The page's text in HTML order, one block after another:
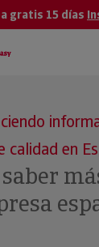
gratis 15 días
calidad en